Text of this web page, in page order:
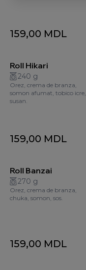
159,00 MDL
Roll Hikari
240 g
Orez, crema de branza,
somon afumat, tobico icre,
susan.
159,00 MDL
Roll Banzai
270 g
Orez, crema de branza,
chuka, somon, sos.
159,00 MDL